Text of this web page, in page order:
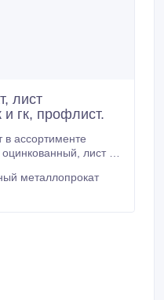
лист
гк, профлист.
ассортименте
металлопрокат